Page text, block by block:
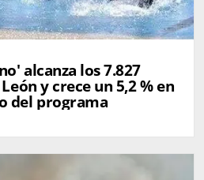
alcanza los 7.827
y crece un 5,2 % en
del programa